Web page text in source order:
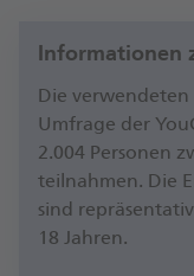
Informationen
Die
Umfrage der
2.004 Per­so­nen
teil­nah­men. Die
sind
18 Jah­ren.